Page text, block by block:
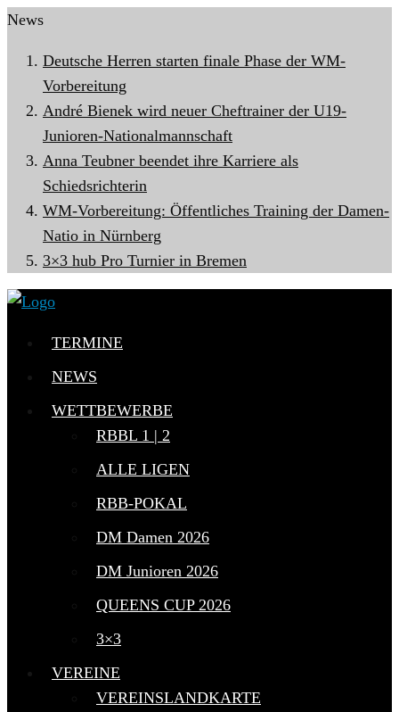
News
Deutsche Herren starten finale Phase der WM-
Vorbereitung
André Bienek wird neuer Cheftrainer der U19-
Junioren-Nationalmannschaft
Anna Teubner beendet ihre Karriere als
Schiedsrichterin
WM-Vorbereitung: Öffentliches Training der Damen-
Natio in Nürnberg
3×3 hub Pro Turnier in Bremen
TERMINE
NEWS
WETTBEWERBE
RBBL 1 | 2
ALLE LIGEN
RBB-POKAL
DM Damen 2026
DM Junioren 2026
QUEENS CUP 2026
3×3
VEREINE
VEREINSLANDKARTE